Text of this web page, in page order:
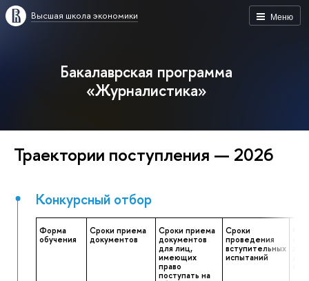
Меню
Высшая школа экономики
Бакалаврская программа
«Журналистика»
Траектории поступления — 2026
Конкурсный отбор
Форма
обучения
Сроки приема
документов
Сроки приема
документов
для лиц,
имеющих
право
поступать на
Сроки
проведения
вступительных
испытаний